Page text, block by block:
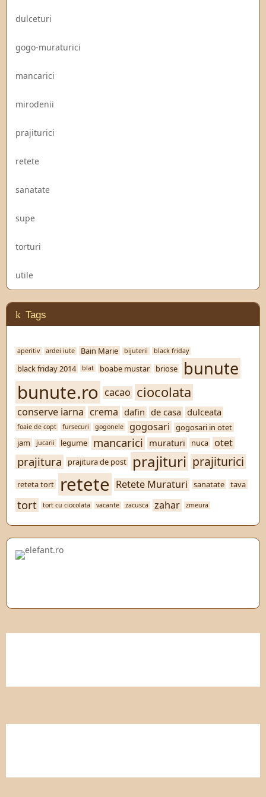
dulceturi
gogo-muraturici
mancarici
mirodenii
prajiturici
retete
sanatate
supe
torturi
utile
Tags
aperitiv ardei iute Bain Marie bijuterii black friday
black friday 2014 blat boabe mustar briose bunute
bunute.ro cacao ciocolata
conserve iarna crema dafin de casa dulceata
foaie de copt fursecuri gogonele gogosari
gogosari in otet
jam
jucarii legume mancarici muraturi nuca otet
prajitura prajitura de post prajituri prajiturici
reteta tort retete Retete Muraturi sanatate tava
tort tort cu ciocolata vacante zacusca zahar zmeura